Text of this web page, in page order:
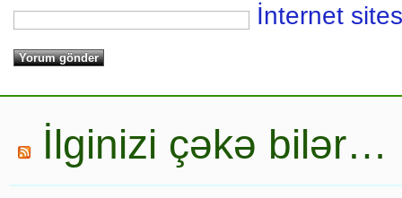
İnternet
İlginizi çəkə bilər…